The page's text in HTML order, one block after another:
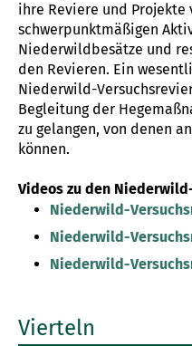
ihre Reviere und
schwerpunktmäßigen
Niederwildbesätze und
den Revieren. Ein
Niederwild-
Begleitung der
zu gelangen, von denen
können.
Videos zu den
Niederwild-
Niederwild-
Niederwild-
Vierteln